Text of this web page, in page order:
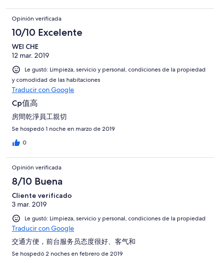
Opinión verificada
10/10 Excelente
WEI CHE
12 mar. 2019
Le gustó: Limpieza, servicio y personal, condiciones de la propiedad
y comodidad de las habitaciones
Traducir con Google
Cp值高
房間乾淨員工親切
Se hospedó 1 noche en marzo de 2019
0
Opinión verificada
8/10 Buena
Cliente verificado
3 mar. 2019
Le gustó: Limpieza, servicio y personal, condiciones de la propiedad
Traducir con Google
交通方便，前台服务员态度很好、客气和
Se hospedó 2 noches en febrero de 2019